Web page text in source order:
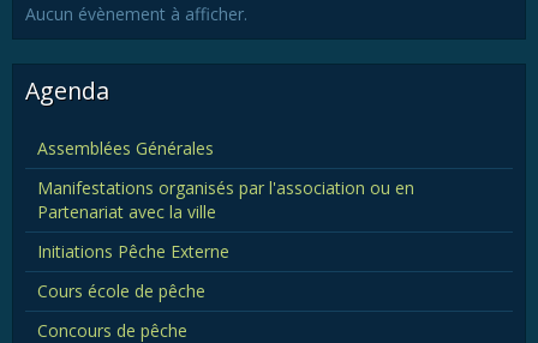
Aucun évènement à afficher.
Agenda
Assemblées Générales
Manifestations organisés par l'association ou en
Partenariat avec la ville
Initiations Pêche Externe
Cours école de pêche
Concours de pêche